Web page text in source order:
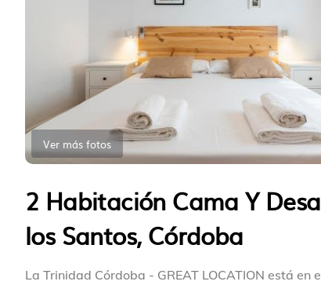
Ver más fotos
2 Habitación Cama Y
los Santos, Córdoba
La Trinidad Córdoba - GREAT LOCATION está